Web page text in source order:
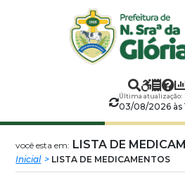
Prefeitura
Municipal
Nossa
Senhora
Última atualização:
03/08/2026 às
você esta em: LISTA DE
Inicial LISTA DE MEDICAMENTOS